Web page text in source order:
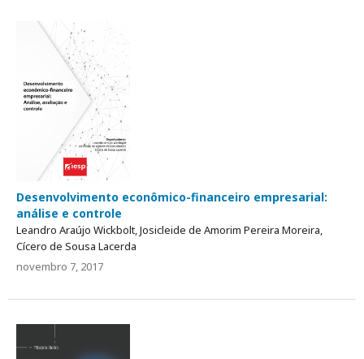
Desenvolvimento econômico-financeiro empresarial:
análise e controle
Leandro Araújo Wickbolt, Josicleide de Amorim Pereira Moreira,
Cícero de Sousa Lacerda
novembro 7, 2017